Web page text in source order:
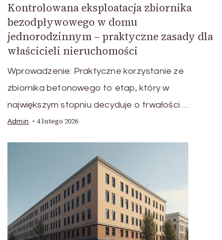
Kontrolowana eksploatacja zbiornika
bezodpływowego w domu
jednorodzinnym – praktyczne zasady dla
właścicieli nieruchomości
Wprowadzenie: Praktyczne korzystanie ze
zbiornika betonowego to etap, który w
największym stopniu decyduje o trwałości …
Admin 4 lutego 2026